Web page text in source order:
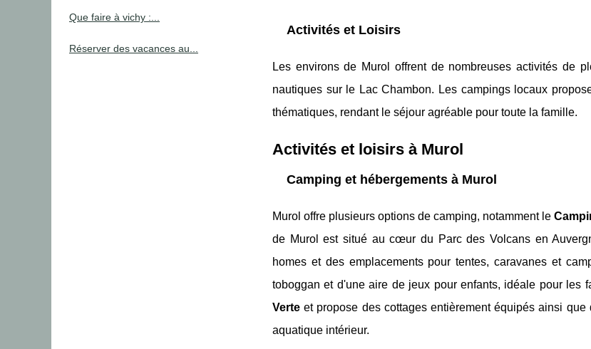
Activités et Loisirs
Les environs de Murol offrent de nombreuses activités de
nautiques sur le Lac Chambon. Les campings locaux
thématiques, rendant le séjour agréable pour toute la famille.
Activités et loisirs à Murol
Camping et hébergements à Murol
Murol offre plusieurs options de camping, notamment le
de Murol est situé au cœur du Parc des Volcans en
homes et des emplacements pour tentes, caravanes et
toboggan et d'une aire de jeux pour enfants, idéale pour les
Verte et propose des cottages entièrement équipés ainsi
aquatique intérieur.
Que faire à vichy :...
Réserver des vacances au...